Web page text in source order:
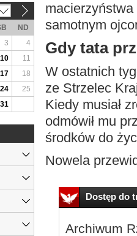
samotnym
Gdy tata
W ostatnich
ze Strzelec
Kiedy musiał
odmówił mu
środków do
Nowela
Dostęp do
Archiwum
ND
3
4
10
11
17
18
24
25
31